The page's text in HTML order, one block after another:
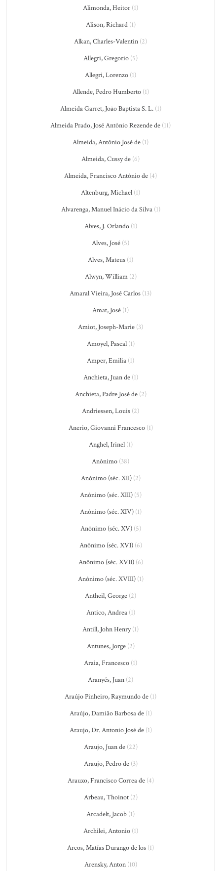
Alimonda, Heitor (1)
Alison, Richard(1)
Alkan, Charles-Valentin (2)
Allegri, Gregorio (5)
Allegri, Lorenzo (1)
Allende, Pedro Humberto(1)
Almeida Garret, João Baptista S. L.(1)
Almeida Prado, José Antônio Rezende de (11)
Almeida, Antônio José de (1)
Almeida, Cussy de (6)
Almeida, Francisco António de (4)
Altenburg, Michael (1)
Alvarenga, Manuel Inácio da Silva(1)
Alves, J. Orlando(1)
Alves, José (5)
Alves, Mateus (1)
Alwyn, William(2)
Amaral Vieira, José Carlos (13)
Amat, José (1)
Amiot, Joseph-Marie (3)
Amoyel, Pascal(1)
Amper, Emilia (1)
Anchieta, Juan de(1)
Anchieta, Padre José de(2)
Andriessen, Louis (2)
Anerio, Giovanni Francesco(1)
Anghel, Irinel(1)
Anônimo (38)
Anônimo (séc. XII)(2)
Anônimo (séc. XIII)(5)
Anônimo (séc. XIV)(1)
Anônimo (séc. XV)(5)
Anônimo (séc. XVI)(6)
Anônimo (séc. XVII)(6)
Anônimo (séc. XVIII)(1)
Antheil, George (2)
Antico, Andrea(1)
Antill, John Henry(1)
Antunes, Jorge(2)
Araia, Francesco (1)
Aranyés, Juan (2)
Araújo Pinheiro, Raymundo de (1)
Araújo, Damião Barbosa de(1)
Araujo, Dr. Antonio José de(1)
Araujo, Juan de(22)
Araujo, Pedro de(3)
Arauxo, Francisco Correa de(4)
Arbeau, Thoinot(2)
Arcadelt, Jacob (1)
Archilei, Antonio(1)
Arcos, Matías Durango de los (1)
Arensky, Anton(10)